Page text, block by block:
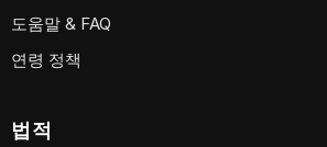
도움말 & FAQ
연령 정책
법적